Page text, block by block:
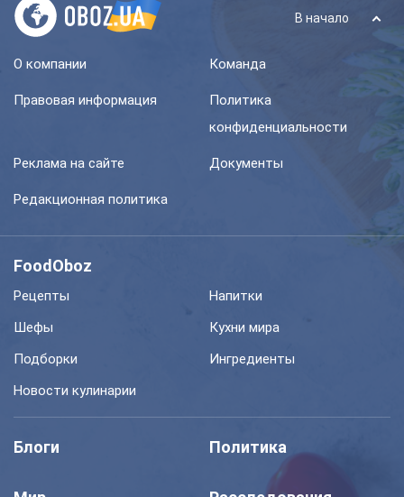
В начало
О компании Команда
Правовая информация
Политика
конфиденциальности
Реклама на сайте Документы
Редакционная политика
FoodOboz
Рецепты
Напитки
Шефы
Кухни мира
Подборки
Ингредиенты
Новости кулинарии
Блоги Политика